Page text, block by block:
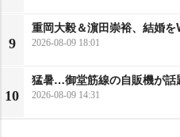
9
重岡大毅＆濵田崇裕、結婚を
2026-08-09 18:01
10
猛暑…御堂筋線の自販機が話
2026-08-09 14:31